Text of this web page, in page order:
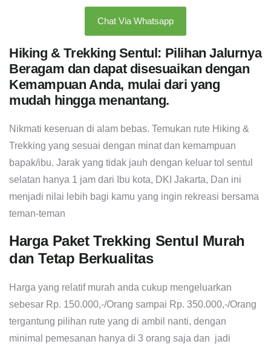
Chat Via Whatsapp
Hiking & Trekking Sentul: Pilihan Jalurnya
Beragam dan dapat disesuaikan dengan
Kemampuan Anda, mulai dari yang
mudah hingga menantang.
Nikmati keseruan di alam bebas. Temukan rute Hiking &
Trekking yang sesuai dengan minat dan kemampuan
bapak/ibu. Jarak yang tidak jauh dengan keluar tol sentul
selatan hanya 1 jam dari Ibu kota, DKI Jakarta, Dan ini
menjadi nilai lebih bagi kamu yang ingin rekreasi bersama
teman-teman
Harga Paket Trekking Sentul Murah
dan Tetap Berkualitas
Harga yang relatif murah anda cukup mengeluarkan
sebesar Rp. 150.000,-/Orang sampai Rp. 350.000,-/Orang
tergantung pilihan rute yang di ambil nanti, dengan
minimal pemesanan hanya di 3 orang saja dan jadi